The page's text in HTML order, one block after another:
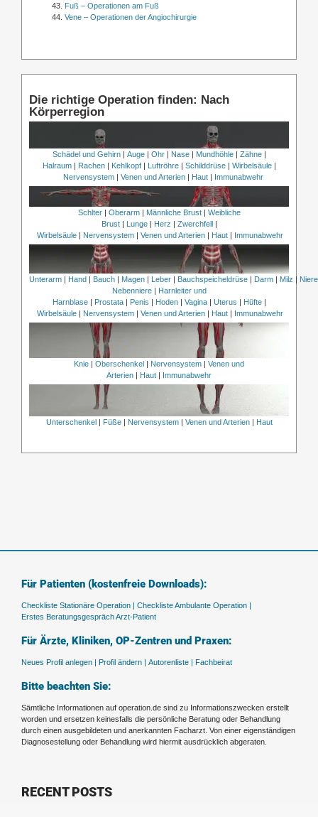
Fuß – Operationen am Fuß
Vene – Operationen der Angiochirurgie
Die richtige Operation finden: Nach
Körperregion
Schädel und Gehirn| Auge| Ohr| Nase| Mundhöhle| Zähne|
Halraum| Rachen| Kehlkopf| Luftröhre| Schilddrüse| Wirbelsäule|
Nervensystem | Venen und Arterien | Haut | Immunabwehr
Schlter| Oberarm| Männliche Brust| Weibliche
Brust| Lunge| Herz | Zwerchfell|
Wirbelsäule | Nervensystem | Venen und Arterien | Haut | Immunabwehr
Unterarm| Hand| Bauch| Magen| Leber| Bauchspeicheldrüse| Darm| Milz |
Nebenniere| Harnleiter und
Harnblase| Prostata| Penis | Hoden| Vagina| Uterus | Hüfte|
Wirbelsäule | Nervensystem | Venen und Arterien | Haut | Immunabwehr
Knie Oberschenkel Nervensystem
Venen und
Arterien
Haut Immunabwehr
Unterschenkel Füße| Nervensystem| Venen und Arterien| Haut
Für Patienten (kostenfreie Downloads):
Checkliste Stationäre Operation | Checkliste Ambulante Operation |
Erstes Beratungsgespräch Arzt-Patient
Für Ärzte, Kliniken, OP-Zentren und Praxen:
Neues Profil anlegen | Profil ändern | Autorenliste | Fachbeirat
Bitte beachten Sie:
Sämtliche Informationen auf operation.de sind zu Informationszwecken erstellt
worden und ersetzen keinesfalls die persönliche Beratung oder Behandlung
durch einen ausgebildeten und anerkannten Facharzt. Von einer eigenständigen
Diagnosestellung oder Behandlung wird hiermit ausdrücklich abgeraten.
RECENT POSTS